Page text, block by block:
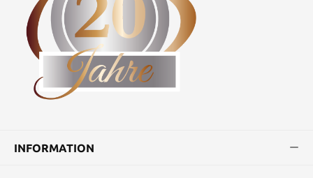
INFORMATION